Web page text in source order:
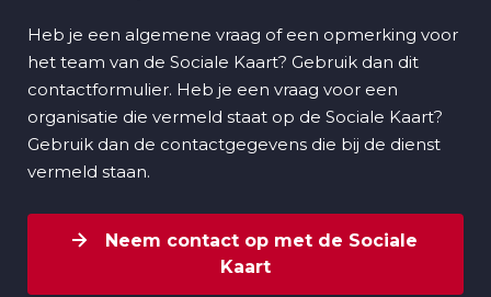
Heb je een algemene vraag of een opmerking voor
het team van de Sociale Kaart? Gebruik dan dit
contactformulier. Heb je een vraag voor een
organisatie die vermeld staat op de Sociale Kaart?
Gebruik dan de contactgegevens die bij de dienst
vermeld staan.
Neem contact op met de Sociale
Kaart